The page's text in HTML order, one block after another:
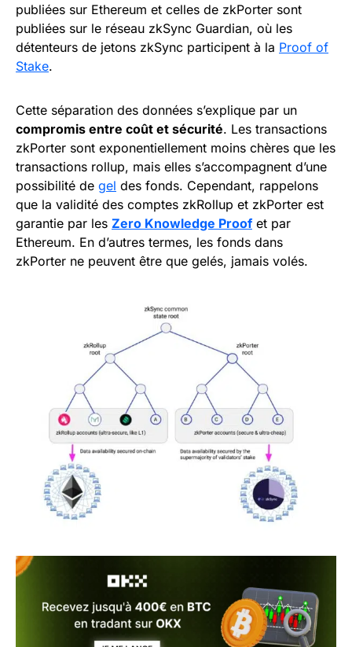
publiées sur Ethereum et celles de zkPorter sont
publiées sur le réseau zkSync Guardian, où les
détenteurs de jetons zkSync participent à la Proof of
Stake.
Cette séparation des données s’explique par un
compromis entre coût et sécurité. Les transactions
zkPorter sont exponentiellement moins chères que les
transactions rollup, mais elles s’accompagnent d’une
possibilité de gel des fonds. Cependant, rappelons
que la validité des comptes zkRollup et zkPorter est
garantie par les Zero Knowledge Proofet par
Ethereum. En d’autres termes, les fonds dans
zkPorter ne peuvent être que gelés, jamais volés.